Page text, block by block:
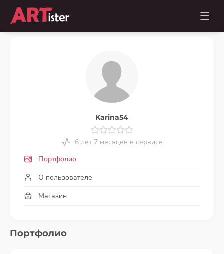
Karina54
6 лет 7 месяцев в сервисе
Портфолио
О пользователе
Магазин
Портфолио